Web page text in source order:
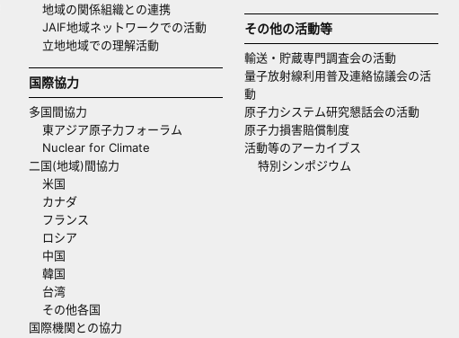
地域の関係組織との連携
JAIF地域ネットワークでの活動
立地地域での理解活動
国際協力
多国間協力
東アジア原子力フォーラム
Nuclear for Climate
二国(地域)間協力
米国
カナダ
フランス
ロシア
中国
韓国
台湾
その他各国
国際機関との協力
その他の活動等
輸送・貯蔵専門調査会の活動
量子放射線利用普及連絡協議会の活
動
原子力システム研究懇話会の活動
原子力損害賠償制度
活動等のアーカイブス
特別シンポジウム